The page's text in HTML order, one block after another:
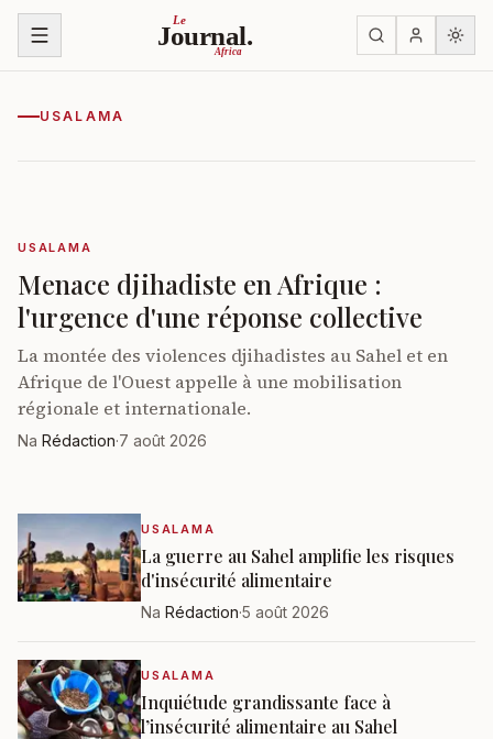
Ruka kwenye yaliyomo
Le
Journal.
Africa
USALAMA
USALAMA
Menace djihadiste en Afrique :
l'urgence d'une réponse collective
La montée des violences djihadistes au Sahel et en
Afrique de l'Ouest appelle à une mobilisation
régionale et internationale.
Na Rédaction·7 août 2026
USALAMA
La guerre au Sahel amplifie les risques
d'insécurité alimentaire
Na Rédaction·5 août 2026
USALAMA
Inquiétude grandissante face à
l’insécurité alimentaire au Sahel